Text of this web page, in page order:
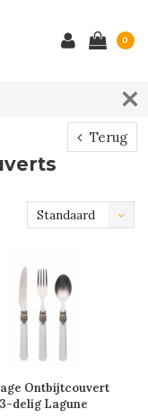
0
Terug
Standaard
Ontbijtcouvert
3-delig Lagune